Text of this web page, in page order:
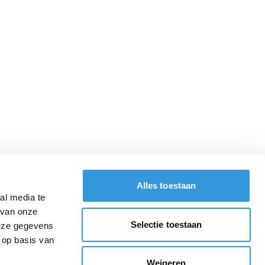
media te
onze
gegevens
basis van
Alles toestaan
Selectie toestaan
Weigeren